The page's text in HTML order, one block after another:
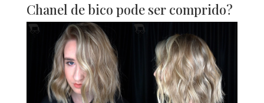
Chanel de bico pode ser comprido?